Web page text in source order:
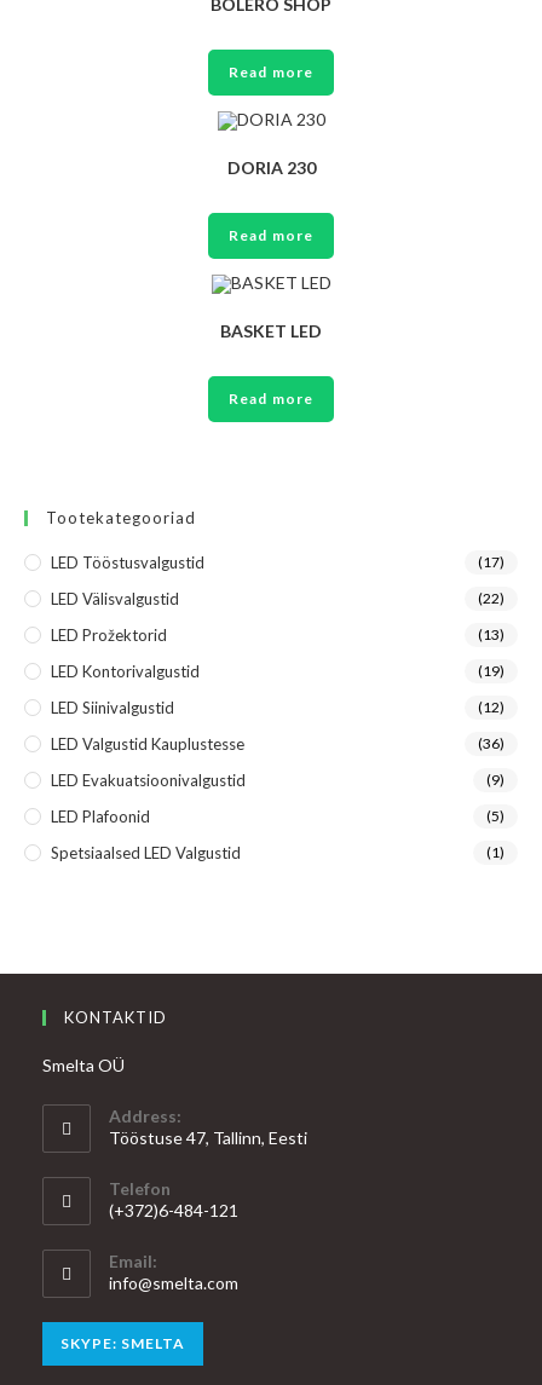
BOLERO SHOP
Read more
DORIA 230
Read more
BASKET LED
Read more
Tootekategooriad
LED Tööstusvalgustid (17)
LED Välisvalgustid (22)
LED Prožektorid (13)
LED Kontorivalgustid (19)
LED Siinivalgustid (12)
LED Valgustid Kauplustesse (36)
LED Evakuatsioonivalgustid (9)
LED Plafoonid (5)
Spetsiaalsed LED Valgustid (1)
KONTAKTID
Smelta OÜ
Address:
Tööstuse 47, Tallinn, Eesti
Telefon
(+372)6-484-121
Email:
info@smelta.com
SKYPE: SMELTA
in